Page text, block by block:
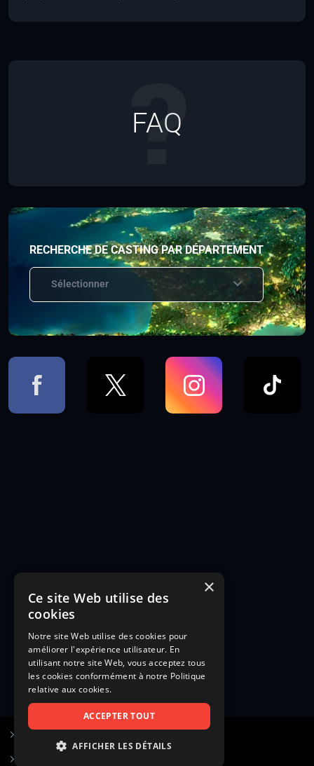
FAQ
RECHERCHE DE CASTING PAR DÉPARTEMENT
Sélectionner
×
Ce site Web utilise des
cookies
Notre site Web utilise des cookies pour
améliorer l'expérience utilisateur. En
utilisant notre site Web, vous acceptez tous
les cookies conformément à notre Politique
relative aux cookies.
ACCEPTER TOUT
AFFICHER LES DÉTAILS